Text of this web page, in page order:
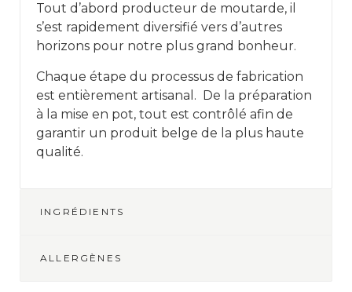
Tout d’abord producteur de moutarde, il
s’est rapidement diversifié vers d’autres
horizons pour notre plus grand bonheur.
Chaque étape du processus de fabrication
est entièrement artisanal. De la préparation
à la mise en pot, tout est contrôlé afin de
garantir un produit belge de la plus haute
qualité.
INGRÉDIENTS
ALLERGÈNES